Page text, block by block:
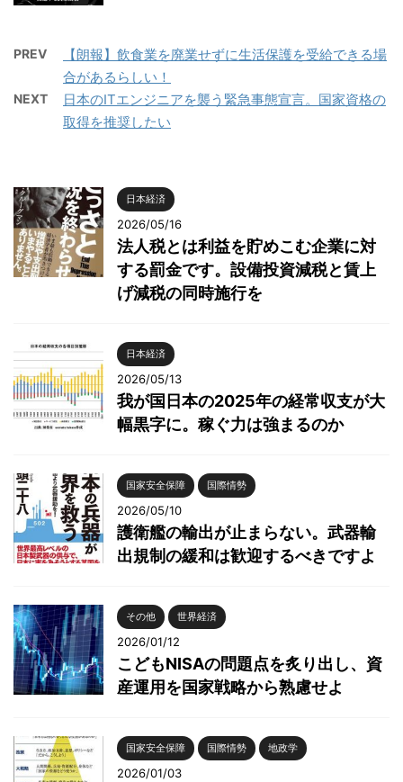
PREV
【朗報】飲食業を廃業せずに生活保護を受給できる場
合があるらしい！
NEXT
日本のITエンジニアを襲う緊急事態宣言。国家資格の
取得を推奨したい
日本経済
2026/05/16
法人税とは利益を貯めこむ企業に対
する罰金です。設備投資減税と賃上
げ減税の同時施行を
日本経済
2026/05/13
我が国日本の2025年の経常収支が大
幅黒字に。稼ぐ力は強まるのか
国家安全保障 国際情勢
2026/05/10
護衛艦の輸出が止まらない。武器輸
出規制の緩和は歓迎するべきですよ
その他 世界経済
2026/01/12
こどもNISAの問題点を炙り出し、資
産運用を国家戦略から熟慮せよ
国家安全保障 国際情勢 地政学
2026/01/03